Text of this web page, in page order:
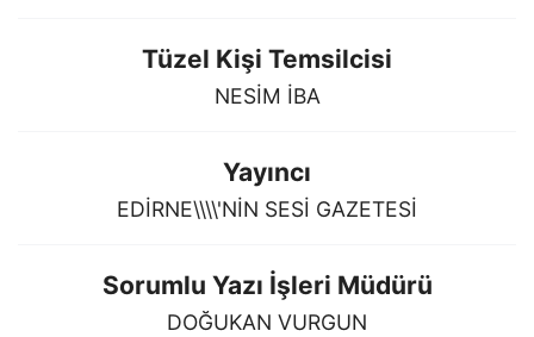
Tüzel Kişi Temsilcisi
NESİM İBA
Yayıncı
EDİRNE\\\\'NİN SESİ GAZETESİ
Sorumlu Yazı İşleri Müdürü
DOĞUKAN VURGUN